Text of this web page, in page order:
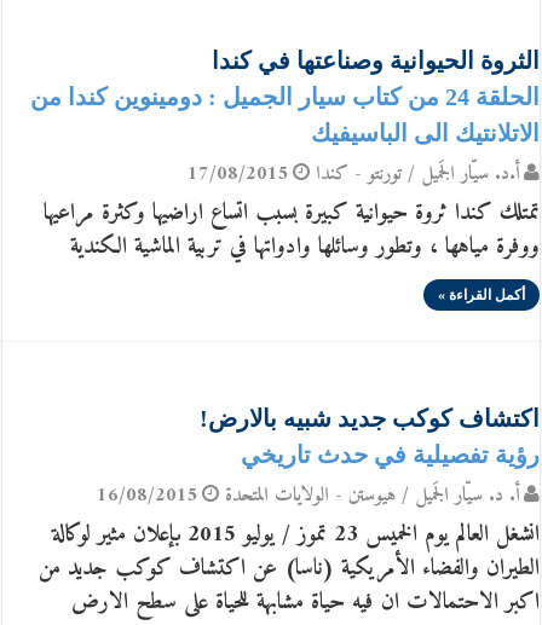
الثروة الحيوانية وصناعتها في كندا
الحلقة 24 من كتاب سيار الجميل : دومينوين كندا من
الاتلانتيك الى الباسيفيك
أ.د. سيّار الجَميل / تورنتو - كندا 17/08/2015
تمتلك كندا ثروة حيوانية كبيرة بسبب اتساع اراضيها وكثرة مراعيها
ووفرة مياهها ، وتطور وسائلها وادواتها في تربية الماشية الكندية
أكمل القراءة »
اكتشاف كوكب جديد شبيه بالارض!
رؤية تفصيلية في حدث تاريخي
أ. د. سيّار الجَميل / هيوستن - الولايات المتحدة 16/08/2015
انشغل العالم يوم الخميس 23 تموز / يوليو 2015 بإعلان مثير لوكالة
الطيران والفضاء الأمريكية (ناسا) عن اكتشاف كوكب جديد من
اكبر الاحتمالات ان فيه حياة مشابهة للحياة على سطح الارض